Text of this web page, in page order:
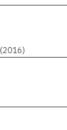
(2016)